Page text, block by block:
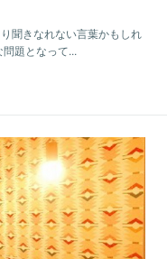
聞きなれない言葉かもしれ
題となって...